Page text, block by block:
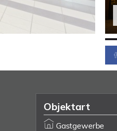
Objektart
Gastgewerbe